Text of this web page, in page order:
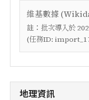
維基數據
註： 批次導入於
(任務ID:
地理資訊